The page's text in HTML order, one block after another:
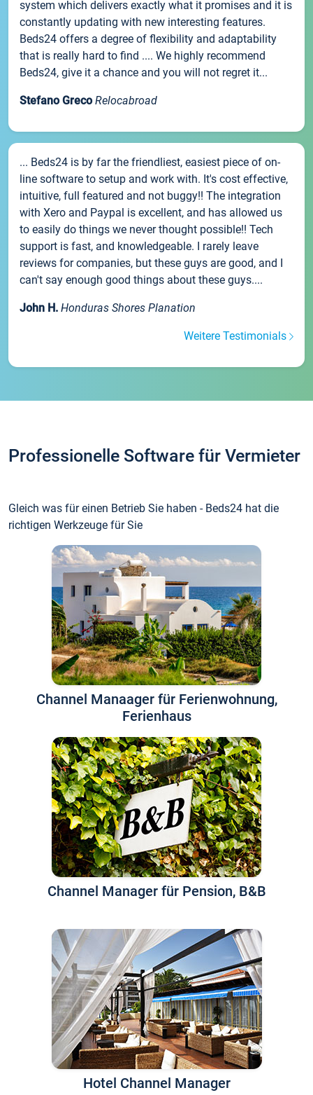
system which delivers exactly what it promises and it is
constantly updating with new interesting features.
Beds24 offers a degree of flexibility and adaptability
that is really hard to find .... We highly recommend
Beds24, give it a chance and you will not regret it...
Stefano Greco Relocabroad
... Beds24 is by far the friendliest, easiest piece of on-
line software to setup and work with. It's cost effective,
intuitive, full featured and not buggy!! The integration
with Xero and Paypal is excellent, and has allowed us
to easily do things we never thought possible!! Tech
support is fast, and knowledgeable. I rarely leave
reviews for companies, but these guys are good, and I
can't say enough good things about these guys....
John H. Honduras Shores Planation
Weitere Testimonials
Professionelle Software für Vermieter
Gleich was für einen Betrieb Sie haben - Beds24 hat die
richtigen Werkzeuge für Sie
Channel Manaager für Ferienwohnung,
Ferienhaus
Channel Manager für Pension, B&B
Hotel Channel Manager